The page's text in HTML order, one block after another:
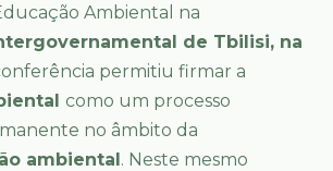
Ambiental na
de Tbilisi, na
permitiu firmar a
como um processo
no âmbito da
ambiental. Neste mesmo